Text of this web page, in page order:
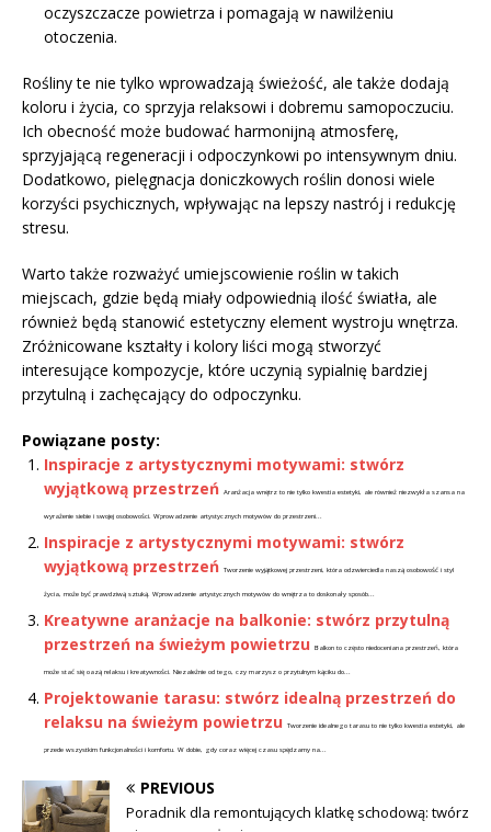
oczyszczacze powietrza i pomagają w nawilżeniu
otoczenia.
Rośliny te nie tylko wprowadzają świeżość, ale także dodają
koloru i życia, co sprzyja relaksowi i dobremu samopoczuciu.
Ich obecność może budować harmonijną atmosferę,
sprzyjającą regeneracji i odpoczynkowi po intensywnym dniu.
Dodatkowo, pielęgnacja doniczkowych roślin donosi wiele
korzyści psychicznych, wpływając na lepszy nastrój i redukcję
stresu.
Warto także rozważyć umiejscowienie roślin w takich
miejscach, gdzie będą miały odpowiednią ilość światła, ale
również będą stanowić estetyczny element wystroju wnętrza.
Zróżnicowane kształty i kolory liści mogą stworzyć
interesujące kompozycje, które uczynią sypialnię bardziej
przytulną i zachęcający do odpoczynku.
Powiązane posty:
Inspiracje z artystycznymi motywami: stwórz
wyjątkową przestrzeń Aranżacja wnętrz to nie tylko kwestia estetyki, ale również niezwykła szansa na
wyrażenie siebie i swojej osobowości. Wprowadzenie artystycznych motywów do przestrzeni...
Inspiracje z artystycznymi motywami: stwórz
wyjątkową przestrzeń Tworzenie wyjątkowej przestrzeni, która odzwierciedla naszą osobowość i styl
życia, może być prawdziwą sztuką. Wprowadzenie artystycznych motywów do wnętrza to doskonały sposób...
Kreatywne aranżacje na balkonie: stwórz przytulną
przestrzeń na świeżym powietrzu
Balkon to często niedoceniana przestrzeń, która
może stać się oazą relaksu i kreatywności. Niezależnie od tego, czy marzysz o przytulnym kąciku do...
Projektowanie tarasu: stwórz idealną przestrzeń do
relaksu na świeżym powietrzu
Tworzenie idealnego tarasu to nie tylko kwestia estetyki, ale
przede wszystkim funkcjonalności i komfortu. W dobie, gdy coraz więcej czasu spędzamy na...
PREVIOUS
Poradnik dla remontujących klatkę schodową: twórz